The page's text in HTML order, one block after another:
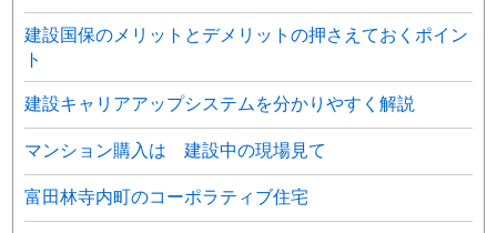
建設国保のメリットとデメリットの押さえておくポイン
ト
建設キャリアアップシステムを分かりやすく解説
マンション購入は 建設中の現場見て
富田林寺内町のコーポラティブ住宅